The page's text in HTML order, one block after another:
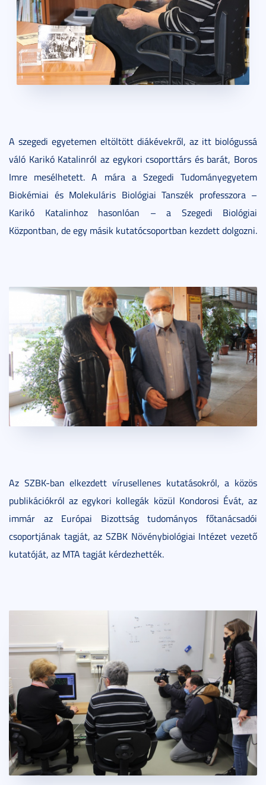
A szegedi egyetemen eltöltött diákévekről, az itt biológussá
váló Karikó Katalinról az egykori csoporttárs és barát, Boros
Imre mesélhetett. A mára a Szegedi Tudományegyetem
Biokémiai és Molekuláris Biológiai Tanszék professzora –
Karikó Katalinhoz hasonlóan – a Szegedi Biológiai
Központban, de egy másik kutatócsoportban kezdett dolgozni.
Az SZBK-ban elkezdett vírusellenes kutatásokról, a közös
publikációkról az egykori kollegák közül Kondorosi Évát, az
immár az Európai Bizottság tudományos főtanácsadói
csoportjának tagját, az SZBK Növénybiológiai Intézet vezető
kutatóját, az MTA tagját kérdezhették.